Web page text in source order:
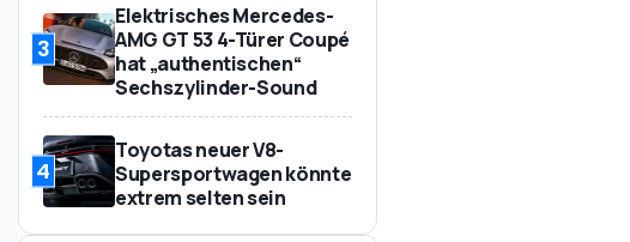
3
Elektrisches Mercedes-
AMG GT 53 4-Türer Coupé
hat „authentischen“
Sechszylinder-Sound
4
Toyotas neuer V8-
Supersportwagen könnte
extrem selten sein